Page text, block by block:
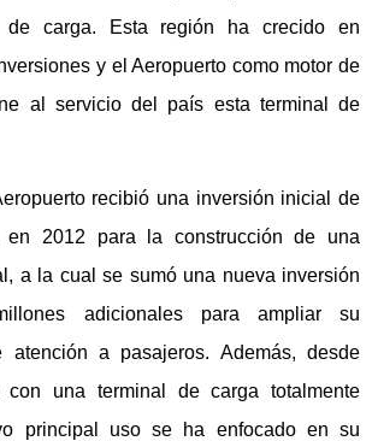
de carga. Esta región ha crecido en
y el Aeropuerto como motor de
al servicio del país esta terminal de
recibió una inversión inicial de
en 2012 para la construcción de una
a la cual se sumó una nueva inversión
adicionales para ampliar su
atención a pasajeros. Además, desde
con una terminal de carga totalmente
principal uso se ha enfocado en su